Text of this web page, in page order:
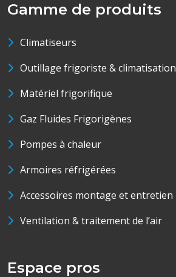
Gamme de produits
Climatiseurs
Outillage frigoriste & climatisation
Matériel frigorifique
Gaz Fluides Frigorigènes
Pompes à chaleur
Armoires réfrigérées
Accessoires montage et entretien
Ventilation & traitement de l’air
Espace pros